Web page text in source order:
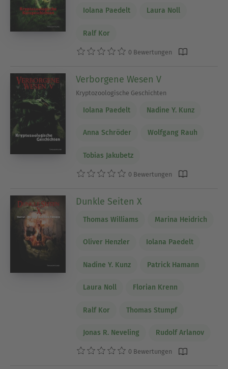
Iolana Paedelt Laura Noll
Ralf Kor
0 Bewertungen
Verborgene Wesen V
Kryptozoologische Geschichten
Iolana Paedelt Nadine Y. Kunz
Anna Schröder Wolfgang Rauh
Tobias Jakubetz
0 Bewertungen
Dunkle Seiten X
Thomas Williams Marina Heidrich
Oliver Henzler Iolana Paedelt
Nadine Y. Kunz Patrick Hamann
Laura Noll Florian Krenn
Ralf Kor Thomas Stumpf
Jonas R. Neveling Rudolf Arlanov
0 Bewertungen